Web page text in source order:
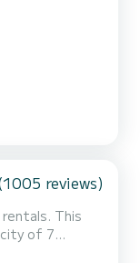
reviews)
This
holidays